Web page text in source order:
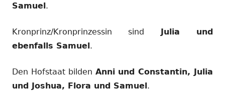
Samuel.
Kronprinz/Kronprinzessin sind Julia und
ebenfalls Samuel.
Den Hofstaat bilden Anni und Constantin, Julia
und Joshua, Flora und Samuel.